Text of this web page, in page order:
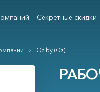
Секретные скидки
Oz.by (Оз)